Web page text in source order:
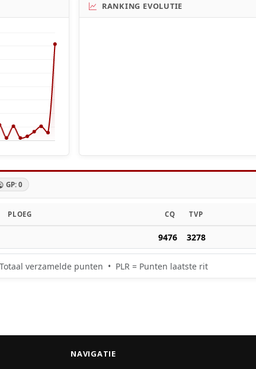
RANKING EVOLUTIE
GP: 0
PLOEG CQ TVP
9476 3278
verzamelde punten • PLR = Punten laatste rit
NAVIGATIE